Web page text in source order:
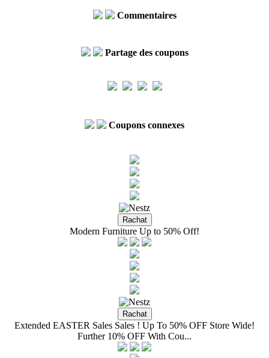
Commentaires
Partage des coupons
Coupons connexes
Modern Furniture Up to 50% Off!
Extended EASTER Sales Sales ! Up To 50% OFF Store Wide!
Further 10% OFF With Cou...